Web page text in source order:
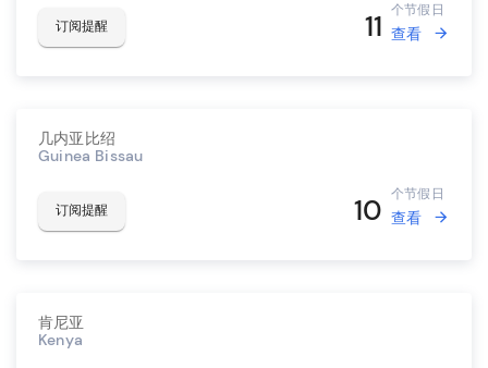
订阅提醒 11 个节假日
查看
几内亚比绍
Guinea Bissau
订阅提醒 10 个节假日
查看
肯尼亚
Kenya